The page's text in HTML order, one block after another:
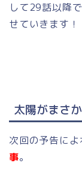
して29話以降
せていきます！
太陽がまさ
次回の予告によ
事。